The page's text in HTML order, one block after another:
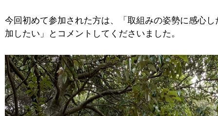
今回初めて参加された方は、「取組みの姿勢に感心し
加したい」とコメントしてくださいました。